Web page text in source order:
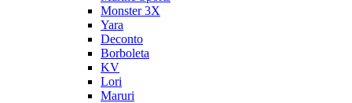
Monster 3X
Yara
Deconto
Borboleta
KV
Lori
Maruri